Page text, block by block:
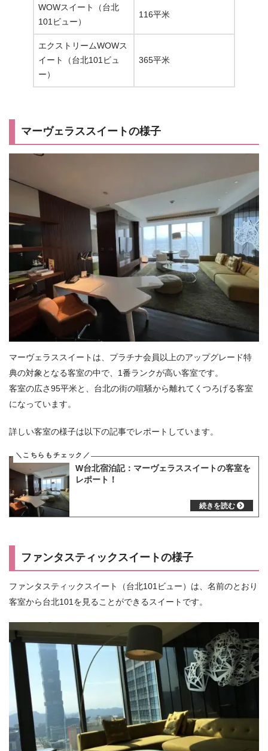
WOWスイート（台北
101ビュー）
116平米
エクストリームWOWス
イート（台北101ビュ
ー）
365平米
マーヴェラススイートの様子
マーヴェラススイートは、プラチナ会員以上のアップグレード特
典の対象となる客室の中で、1番ランクが高い客室です。
客室の広さ95平米と、台北の街の喧騒から離れてくつろげる客室
になっています。
詳しい客室の様子は以下の記事でレポートしています。
W台北宿泊記：マーヴェラススイートの客室を
レポート！
ファンタスティックスイートの様子
ファンタスティックスイート（台北101ビュー）は、名前のとおり
客室から台北101を見ることができるスイートです。